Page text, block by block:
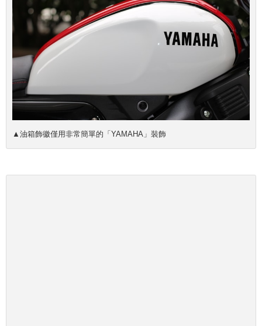
▲油箱飾徽僅用非常簡單的「YAMAHA」裝飾